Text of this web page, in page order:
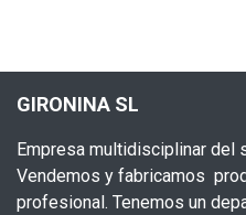
GIRONINA SL
Empresa multidisciplinar del
Vendemos y fabricamos
profesional. Tenemos un